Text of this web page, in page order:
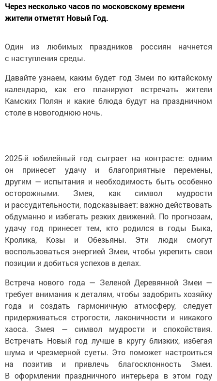
Через несколько часов по московскому времени
жители отметят Новый Год.
Один из любимых праздников россиян начнется
с наступления среды.
Давайте узнаем, каким будет год Змеи по китайскому
календарю, как его планируют встречать жители
Камских Полян и какие блюда будут на праздничном
столе в новогоднюю ночь.
2025-й юбилейный год сыграет на контрасте: одним
он принесет удачу и благоприятные перемены,
другим — испытания и необходимость быть особенно
осторожными. Змея, как символ мудрости
и рассудительности, подсказывает: важно действовать
обдуманно и избегать резких движений. По прогнозам,
удачу год принесет тем, кто родился в годы Быка,
Кролика, Козы и Обезьяны. Эти люди смогут
воспользоваться энергией Змеи, чтобы укрепить свои
позиции и добиться успехов в делах.
Встреча нового года — Зеленой Деревянной Змеи —
требует внимания к деталям, чтобы задобрить хозяйку
года и создать гармоничную атмосферу, следует
придерживаться строгости, лаконичности и никакого
хаоса. Змея — символ мудрости и спокойствия.
Встречать Новый год лучше в кругу близких, избегая
шума и чрезмерной суеты. Это поможет настроиться
на позитив и привлечь благосклонность Змеи.
В оформлении праздничного интерьера в этом году